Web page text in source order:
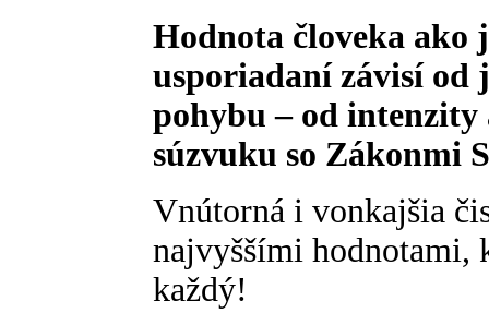
Hodnota človeka ako
usporiadaní závisí od
pohybu – od intenzity
súzvuku so Zákonmi
Vnútorná i vonkajšia
najvyššími hodnotami,
každý!